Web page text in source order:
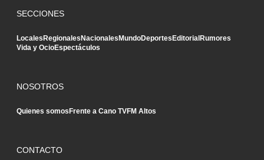
SECCIONES
LocalesRegionalesNacionalesMundoDeportesEditorialRumores
Vida y OcioEspectáculos
NOSOTROS
Quienes somosFrente a Cano TVFM Altos
CONTACTO